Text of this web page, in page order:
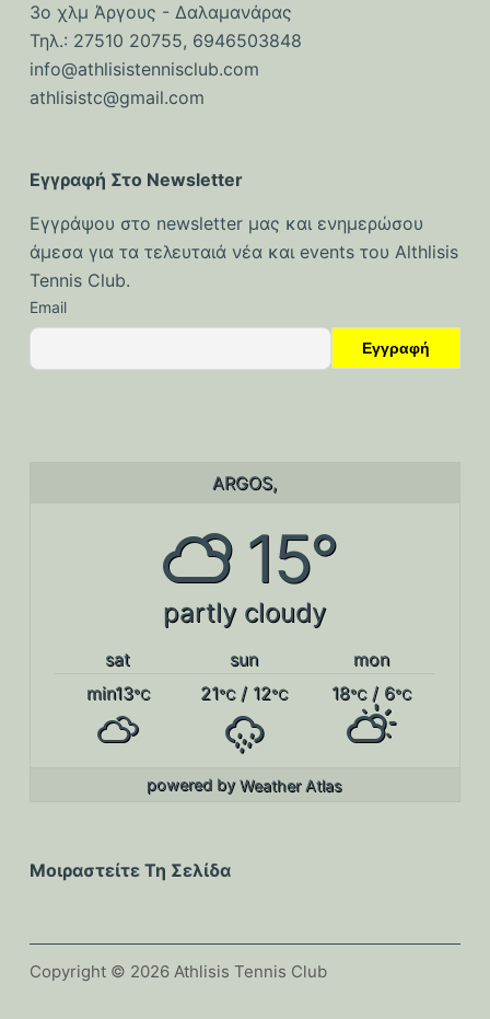
χ
ό
ο
3ο χλμ Άργους - Δαλαμανάρας
Τηλ.: 27510 20755, 6946503848
info@athlisistennisclub.com
athlisistc@gmail.com
Εγγραφή Στο Newsletter
Εγγράψου στο newsletter μας και ενημερώσου
άμεσα για τα τελευταιά νέα και events του Althlisis
Tennis Club.
Email
ARGOS,
15°
partly cloudy
sat sun
mon
min13°C 21°C/ 12°C 18°C/ 6°C
powered byWeather Atlas
Μοιραστείτε Τη Σελίδα
Copyright © 2026 Athlisis Tennis Club